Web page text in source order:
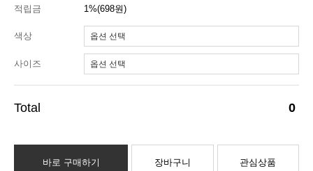
적립금 1%(698원)
색상
사이즈
0
바로 구매하기 장바구니 관심상품